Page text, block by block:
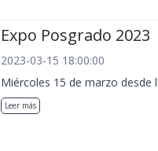
Expo Posgrado 2023
2023-03-15 18:00:00
Miércoles 15 de marzo desde
Leer más